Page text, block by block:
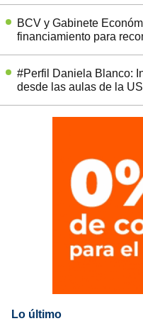
BCV y Gabinete
financiamiento para
#Perfil Daniela Blanco:
desde las aulas de la
Lo último